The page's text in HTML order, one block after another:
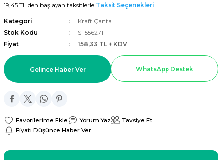
Kapları
19,45 TL den başlayan taksitlerle!Taksit Seçenekleri
Kategori
Kraft Çanta
Stok Kodu
ST556271
Fiyat
158,33 TL + KDV
Gelince Haber Ver WhatsApp Destek
Yorum Yaz
Tavsiye Et
Fiyatı Düşünce Haber Ver